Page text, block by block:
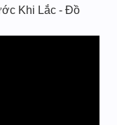
Khi Lắc - Đồ